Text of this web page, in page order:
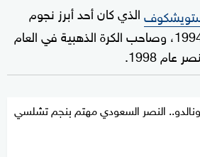
الذي كان أحد أبرز نجوم
العالم في كأس العالم 1994، وصاحب الكرة الذهبية في العام
1998.
النصر السعودي مهتم بنجم تشلسي